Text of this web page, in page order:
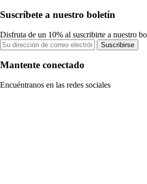
Suscríbete a nuestro boletín
Disfruta de un 10% al suscribirte a nuestro
Suscribirse
Mantente conectado
Encuéntranos en las redes sociales